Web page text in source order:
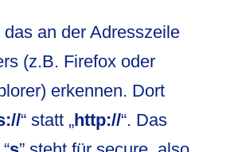
an der Adresszeile
(z.B. Firefox oder
erkennen. Dort
“ statt „http://“. Das